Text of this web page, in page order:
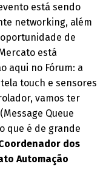
está sendo
networking, além
de
está
aqui no Fórum: a
touch e sensores
vamos ter
Queue
que é de grande
dos
Automação